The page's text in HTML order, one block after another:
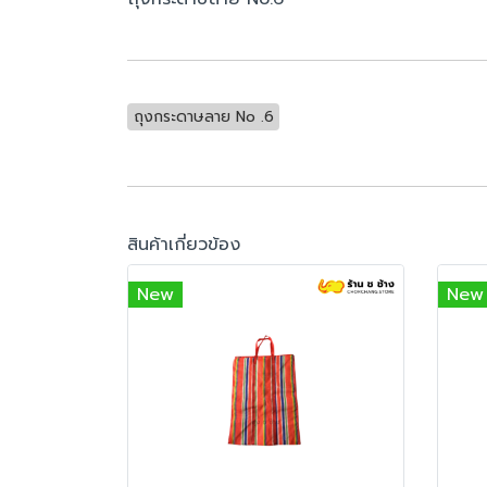
ถุงกระดาษลาย No .6
สินค้าเกี่ยวข้อง
New
New